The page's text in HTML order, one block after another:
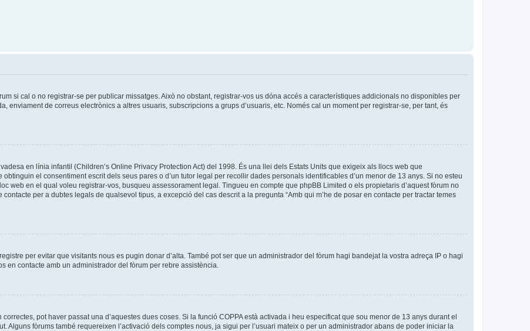
si cal o no registrar-se per publicar missatges. Això no obstant, registrar-vos us dóna accés a característiques addicionals no disponibles per
enviament de correus electrònics a altres usuaris, subscripcions a grups d’usuaris, etc. Només cal un moment per registrar-se, per tant, és
en línia infantil (Children’s Online Privacy Protection Act) del 1998. És una llei dels Estats Units que exigeix als llocs web que
el consentiment escrit dels seus pares o d’un tutor legal per recollir dades personals identificables d’un menor de 13 anys. Si no esteu
web en el qual voleu registrar-vos, busqueu assessorament legal. Tingueu en compte que phpBB Limited o els propietaris d’aquest fòrum no
per a dubtes legals de qualsevol tipus, a excepció del cas descrit a la pregunta “Amb qui m’he de posar en contacte per tractar temes
per evitar que visitants nous es pugin donar d’alta. També pot ser que un administrador del fòrum hagi bandejat la vostra adreça IP o hagi
en contacte amb un administrador del fòrum per rebre assistència.
pot haver passat una d’aquestes dues coses. Si la funció COPPA està activada i heu especificat que sou menor de 13 anys durant el
Alguns fòrums també requereixen l’activació dels comptes nous, ja sigui per l’usuari mateix o per un administrador abans de poder iniciar la